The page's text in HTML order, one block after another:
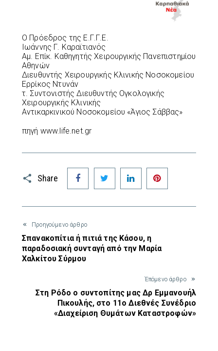
Ο Πρόεδρος της Ε.Γ.Γ.Ε.
Ιωάννης Γ. Καραϊτιανός
Αμ. Επίκ. Καθηγητής Χειρουργικής Πανεπιστημίου
Αθηνών
Διευθυντής Χειρουργικής Κλινικής Νοσοκομείου
Ερρίκος Ντυνάν
τ. Συντονιστής Διευθυντής Ογκολογικής
Χειρουργικής Κλινικής
Αντικαρκινικού Νοσοκομείου «Άγιος Σάββας»
πηγή www.life.net.gr
Share
Facebook Twitter LinkedIn
Προηγούμενο άρθρο
Σπανακοπίτια ή πιτιά της Κάσου, η
παραδοσιακή συνταγή από την Μαρία
Χαλκίτου Σύρμου
Έπόμενο άρθρο
Στη Ρόδο ο συντοπίτης μας Δρ Εμμανουήλ
Πικουλής, στο 11ο Διεθνές Συνέδριο
«Διαχείριση Θυμάτων Καταστροφών»